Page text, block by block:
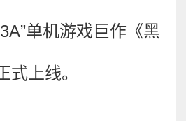
单机游戏巨作《黑
式上线。